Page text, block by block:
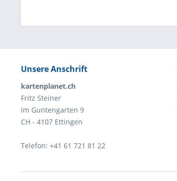
Unsere Anschrift
kartenplanet.ch
Fritz Steiner
Im Guntengarten 9
CH - 4107 Ettingen
Telefon: +41 61 721 81 22